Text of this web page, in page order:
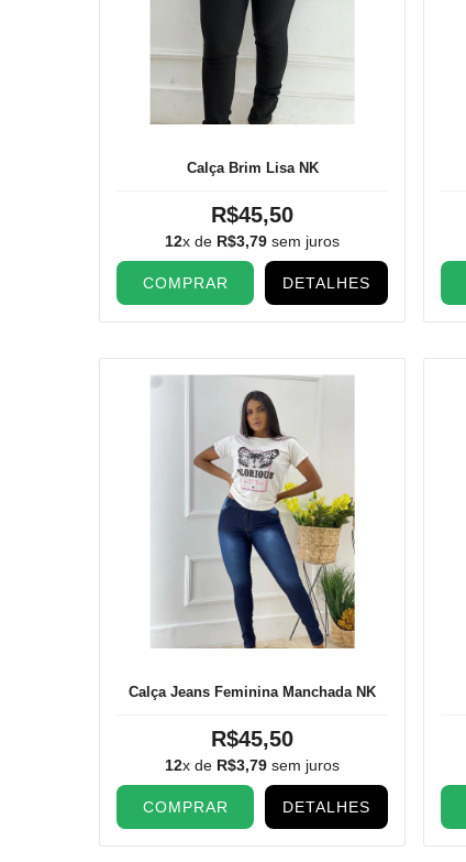
Calça Brim Lisa NK
R$45,50
12x de R$3,79 sem juros
COMPRAR DETALHES
Calça Jeans Feminina Manchada NK
R$45,50
12x de R$3,79 sem juros
COMPRAR DETALHES